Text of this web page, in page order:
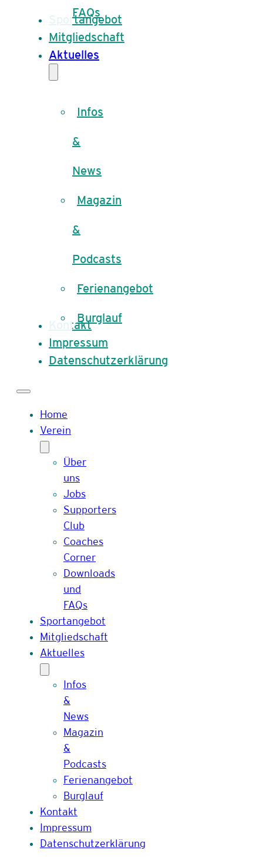
FAQs
Sportangebot
Mitgliedschaft
Aktuelles
Infos
&
News
Magazin
&
Podcasts
Ferienangebot
Burglauf
Kontakt
Impressum
Datenschutzerklärung
Home
Verein
Über
uns
Jobs
Supporters
Club
Coaches
Corner
Downloads
und
FAQs
Sportangebot
Mitgliedschaft
Aktuelles
Infos
&
News
Magazin
&
Podcasts
Ferienangebot
Burglauf
Kontakt
Impressum
Datenschutzerklärung